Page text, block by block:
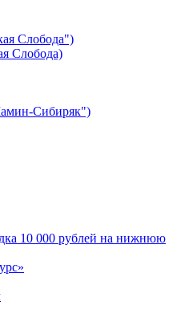
Слобода")
Слобода)
Сибиряк")
10 000 рублей на нижнюю